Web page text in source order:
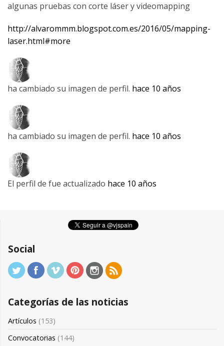
algunas pruebas con corte láser y videomapping
http://alvarommm.blogspot.com.es/2016/05/mapping-
laser.html#more
ha cambiado su imagen de perfil. hace 10 años
ha cambiado su imagen de perfil. hace 10 años
El perfil de fue actualizado hace 10 años
Social
Categorías de las noticias
Artículos (153)
Convocatorias (144)